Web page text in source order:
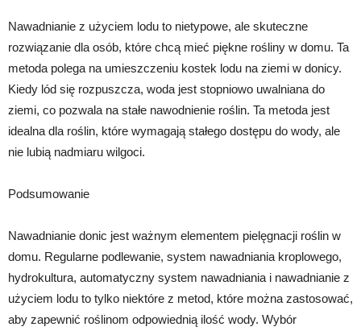
Nawadnianie z użyciem lodu to nietypowe, ale skuteczne
rozwiązanie dla osób, które chcą mieć piękne rośliny w domu. Ta
metoda polega na umieszczeniu kostek lodu na ziemi w donicy.
Kiedy lód się rozpuszcza, woda jest stopniowo uwalniana do
ziemi, co pozwala na stałe nawodnienie roślin. Ta metoda jest
idealna dla roślin, które wymagają stałego dostępu do wody, ale
nie lubią nadmiaru wilgoci.
Podsumowanie
Nawadnianie donic jest ważnym elementem pielęgnacji roślin w
domu. Regularne podlewanie, system nawadniania kroplowego,
hydrokultura, automatyczny system nawadniania i nawadnianie z
użyciem lodu to tylko niektóre z metod, które można zastosować,
aby zapewnić roślinom odpowiednią ilość wody. Wybór